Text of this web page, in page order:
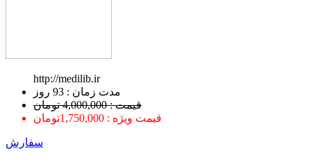
http://medilib.ir
ﻣﺪﺕ ﺯﻣﺎﻥ : 93 ﺭﻭﺯ
قیمت : 4,000,000 تومان
قیمت ویژه : 1,750,000تومان
سفارش